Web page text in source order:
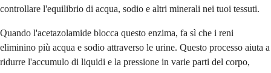
controllare l'equilibrio di acqua, sodio e altri minerali nei tuoi tessuti.
Quando l'acetazolamide blocca questo enzima, fa sì che i reni
eliminino più acqua e sodio attraverso le urine. Questo processo aiuta a
ridurre l'accumulo di liquidi e la pressione in varie parti del corpo,